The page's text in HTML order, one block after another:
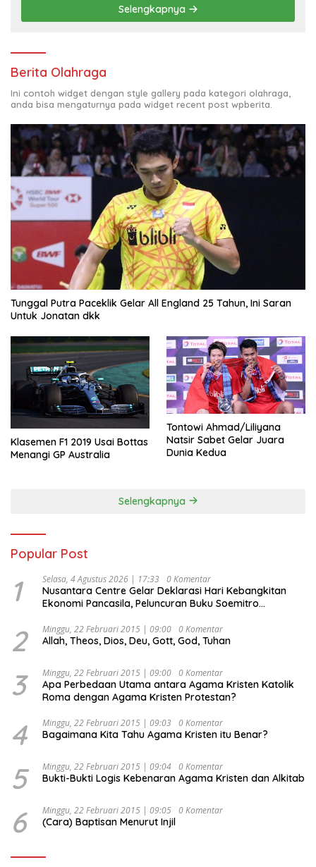
Selengkapnya
Berita Olahraga
Ini contoh widget dengan style gallery pada kategori olahraga,
anda bisa mengaturnya pada widget recent post wpberita.
Tunggal Putra Paceklik Gelar All England 25 Tahun, Ini Saran
Untuk Jonatan dkk
Klasemen F1 2019 Usai Bottas
Menangi GP Australia
Tontowi Ahmad/Liliyana
Natsir Sabet Gelar Juara
Dunia Kedua
Selengkapnya
Popular Post
1 Selasa, 4 Agustus 2026 | 17:33 0 Komentar
Nusantara Centre Gelar Deklarasi Hari Kebangkitan
Ekonomi Pancasila, Peluncuran Buku Soemitro
Ekonomi Politik Indonesia) & Simposium Nasional
“Urgensi Undang-Undang Perekonomian Nasional dan
Indonesia Emas 2045”,
2 Minggu, 22 Februari 2015 | 09:00 0 Komentar
Allah, Theos, Dios, Deu, Gott, God, Tuhan
3 Minggu, 22 Februari 2015 | 09:00 0 Komentar
Apa Perbedaan Utama antara Agama Kristen Katolik
Roma dengan Agama Kristen Protestan?
4 Minggu, 22 Februari 2015 | 09:03 0 Komentar
Bagaimana Kita Tahu Agama Kristen itu Benar?
5 Minggu, 22 Februari 2015 | 09:04 0 Komentar
Bukti-Bukti Logis Kebenaran Agama Kristen dan Alkitab
6 Minggu, 22 Februari 2015 | 09:05 0 Komentar
(Cara) Baptisan Menurut Injil